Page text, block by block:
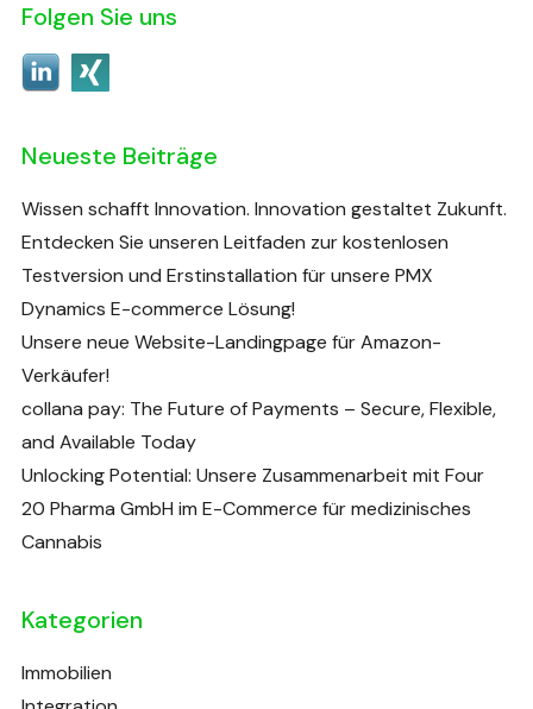
Folgen Sie uns
Neueste Beiträge
Wissen schafft Innovation. Innovation gestaltet Zukunft.
Entdecken Sie unseren Leitfaden zur kostenlosen
Testversion und Erstinstallation für unsere PMX
Dynamics E-commerce Lösung!
Unsere neue Website-Landingpage für Amazon-
Verkäufer!
collana pay: The Future of Payments – Secure, Flexible,
and Available Today
Unlocking Potential: Unsere Zusammenarbeit mit Four
20 Pharma GmbH im E-Commerce für medizinisches
Cannabis
Kategorien
Immobilien